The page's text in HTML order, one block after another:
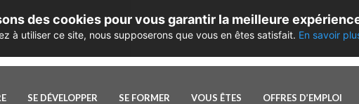
SE DÉVELOPPER SE FORMER VOUS ÊTES OFFRES D’EMPLOI
des cookies pour vous garantir la meilleure
à utiliser ce site, nous supposerons que vous en êtes satisfait. En savoir